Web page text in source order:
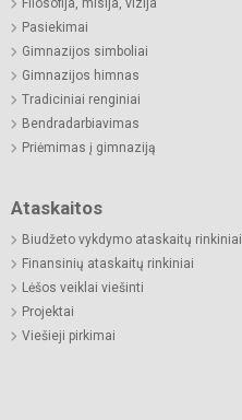
Filosofija, misija, vizija
Pasiekimai
Gimnazijos simboliai
Gimnazijos himnas
Tradiciniai renginiai
Bendradarbiavimas
Priėmimas į gimnaziją
Ataskaitos
Biudžeto vykdymo ataskaitų rinkiniai
Finansinių ataskaitų rinkiniai
Lėšos veiklai viešinti
Projektai
Viešieji pirkimai